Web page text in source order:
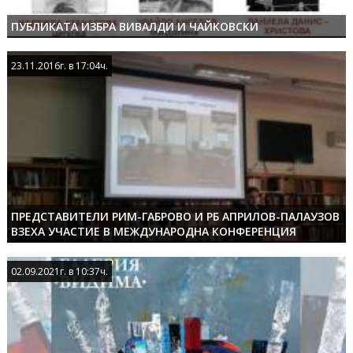
ПУБЛИКАТА ИЗБРА ВИВАЛДИ И ЧАЙКОВСКИ
ПРЕДСТАВИТЕЛИ РИМ-ГАБРОВО И РБ АПРИЛОВ-ПАЛАУЗОВ
ВЗЕХА УЧАСТИЕ В МЕЖДУНАРОДНА КОНФЕРЕНЦИЯ
23.11.2016г. в 17:04ч.
23.11.2016г. в 17:04ч.
02.09.2021г. в 10:37ч.
02.09.2021г. в 10:37ч.